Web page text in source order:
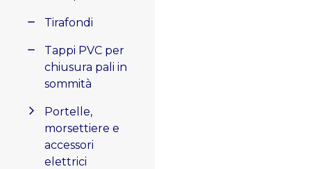
Tirafondi
Tappi PVC per
chiusura pali in
sommità
Portelle,
morsettiere e
accessori
elettrici